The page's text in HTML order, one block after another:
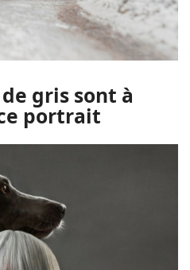
gris sont à
portrait